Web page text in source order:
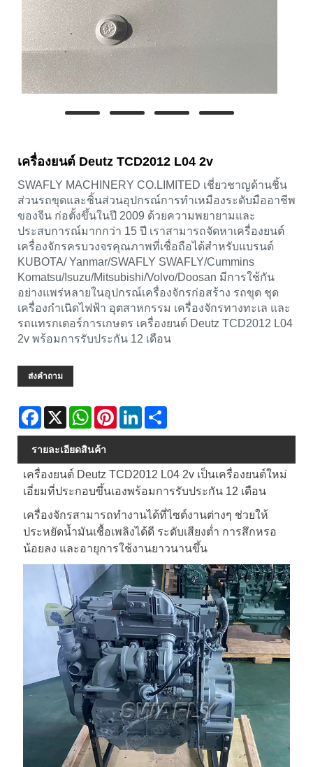
เครื่องยนต์ Deutz TCD2012 L04 2v
SWAFLY MACHINERY CO.LIMITED เชี่ยวชาญด้านชิ้น
ส่วนรถขุดและชิ้นส่วนอุปกรณ์การทำเหมืองระดับมืออาชีพ
ของจีน ก่อตั้งขึ้นในปี 2009 ด้วยความพยายามและ
ประสบการณ์มากกว่า 15 ปี เราสามารถจัดหาเครื่องยนต์
เครื่องจักรครบวงจรคุณภาพที่เชื่อถือได้สำหรับแบรนด์
KUBOTA/ Yanmar/SWAFLY SWAFLY/Cummins
Komatsu/Isuzu/Mitsubishi/Volvo/Doosan มีการใช้กัน
อย่างแพร่หลายในอุปกรณ์เครื่องจักรก่อสร้าง รถขุด ชุด
เครื่องกำเนิดไฟฟ้า อุตสาหกรรม เครื่องจักรทางทะเล และ
รถแทรกเตอร์การเกษตร เครื่องยนต์ Deutz TCD2012 L04
2v พร้อมการรับประกัน 12 เดือน
ส่งคำถาม
Facebook
X WhatsAppPinterestLinkedIn
รายละเอียดสินค้า
เครื่องยนต์ Deutz TCD2012 L04 2v เป็นเครื่องยนต์ใหม่
เอี่ยมที่ประกอบขึ้นเองพร้อมการรับประกัน 12 เดือน
เครื่องจักรสามารถทำงานได้ที่ไซต์งานต่างๆ ช่วยให้
ประหยัดน้ำมันเชื้อเพลิงได้ดี ระดับเสียงต่ำ การสึกหรอ
น้อยลง และอายุการใช้งานยาวนานขึ้น